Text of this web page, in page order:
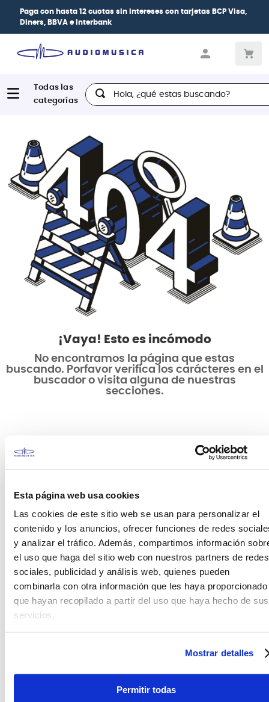
Esta página web usa cookies
Las cookies de este sitio web se usan para personalizar el
contenido y los anuncios, ofrecer funciones de redes
y analizar el tráfico. Además, compartimos información
el uso que haga del sitio web con nuestros partners de redes
sociales, publicidad y análisis web, quienes pueden
combinarla con otra información que les haya proporcionado
que hayan recopilado a partir del uso que haya hecho de sus
servicios.
Mostrar detalles
Permitir todas
Paga con hasta 12 cuotas sin intereses con tarjetas BCP Visa,
Diners, BBVA e Interbank
Hola, ¿qué estas buscando?
¡Vaya! Esto es incómodo
No encontramos la página que estas
buscando. Porfavor verifica los carácteres en el
buscador o visita alguna de nuestras
secciones.